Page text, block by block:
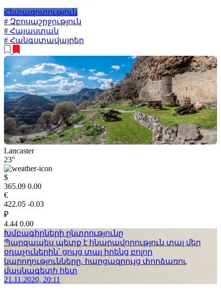
Հետազոտություն
# Զբոսաշրջություն
# Հայաստան
# Հանգստավայրեր
Lancaster
23°
$
365.09 0.00
€
422.05 -0.03
₽
4.44 0.00
Խմբագիրների ընտրությունը
Պարզապես պետք է հնարավորություն տալ մեր
օդաչուներին՝ ցույց տալ իրենց բոլոր
կարողությունները. հարցազրույց փորձառու
մասնագետի հետ
21.11.2020, 20:11